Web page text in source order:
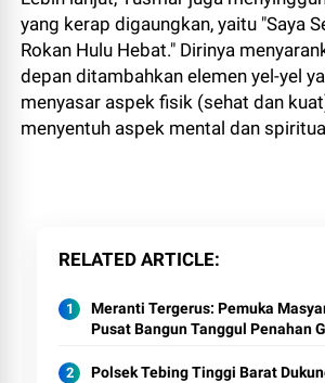
yang kerap digaungkan, yaitu "Saya
Rokan Hulu Hebat." Dirinya
depan ditambahkan elemen yel-yel
menyasar aspek fisik (sehat dan
menyentuh aspek mental dan
RELATED ARTICLE
Meranti Tergerus: Pemuka
Pusat Bangun Tanggul Penahan
Polsek Tebing Tinggi Barat